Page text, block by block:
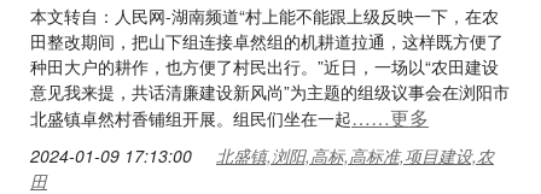
本文转自：人民网-湖南频道“村上能不能跟上级反映一下，在农
田整改期间，把山下组连接卓然组的机耕道拉通，这样既方便了
种田大户的耕作，也方便了村民出行。”近日，一场以“农田建设
意见我来提，共话清廉建设新风尚”为主题的组级议事会在浏阳市
北盛镇卓然村香铺组开展。组民们坐在一起……更多
2024-01-09 17:13:00
北盛镇,浏阳,高标,高标准,项目建设,农
田